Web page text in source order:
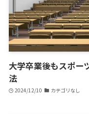
大学卒業後もスポー
法
2024/12/10 カテゴリなし